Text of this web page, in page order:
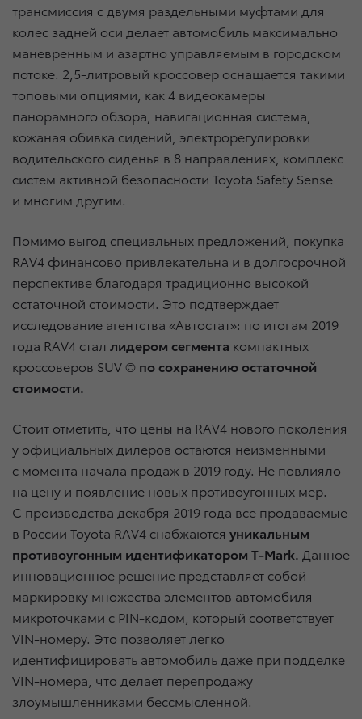
трансмиссия с двумя раздельными муфтами для
колес задней оси делает автомобиль максимально
маневренным и азартно управляемым в городском
потоке. 2,5-литровый кроссовер оснащается такими
топовыми опциями, как 4 видеокамеры
панорамного обзора, навигационная система,
кожаная обивка сидений, электрорегулировки
водительского сиденья в 8 направлениях, комплекс
систем активной безопасности Toyota Safety Sense
и многим другим.
Помимо выгод специальных предложений, покупка
RAV4 финансово привлекательна и в долгосрочной
перспективе благодаря традиционно высокой
остаточной стоимости. Это подтверждает
исследование агентства «Автостат»: по итогам 2019
года RAV4 стал лидером сегмента компактных
кроссоверов SUV © по сохранению остаточной
стоимости.
Стоит отметить, что цены на RAV4 нового поколения
у официальных дилеров остаются неизменными
с момента начала продаж в 2019 году. Не повлияло
на цену и появление новых противоугонных мер.
С производства декабря 2019 года все продаваемые
в России Toyota RAV4 снабжаются уникальным
противоугонным идентификатором T-Mark. Данное
инновационное решение представляет собой
маркировку множества элементов автомобиля
микроточками с PIN-кодом, который соответствует
VIN-номеру. Это позволяет легко
идентифицировать автомобиль даже при подделке
VIN-номера, что делает перепродажу
злоумышленниками бессмысленной.